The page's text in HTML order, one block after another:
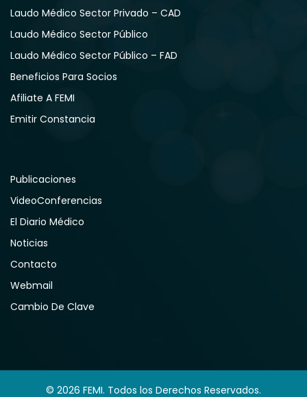
Laudo Médico Sector Privado – CAD
Laudo Médico Sector Público
Laudo Médico Sector Público – FAD
Beneficios Para Socios
Afiliate A FEMI
Emitir Constancia
Publicaciones
VideoConferencias
El Diario Médico
Noticias
Contacto
Webmail
Cambio De Clave
© 2026 FEMI. Todos los Derechos Reservados.